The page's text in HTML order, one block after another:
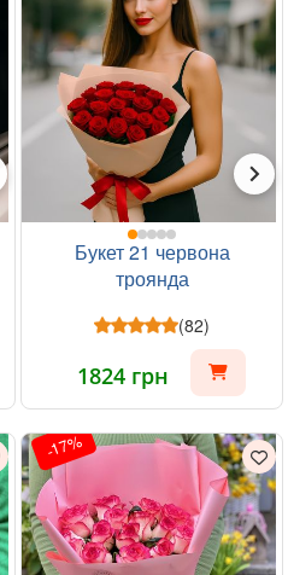
Букет 21 червона
троянда
(82)
1824 грн
-17%